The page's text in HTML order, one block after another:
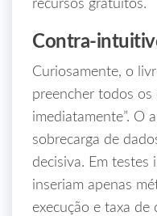
recursos gratuitos.
Curiosamente, o
preencher todos os
imediatamente”. O
sobrecarga de
decisiva. Em testes
inseriam apenas
execução e taxa de